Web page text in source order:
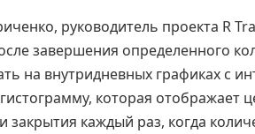
руководитель проекта R
завершения определенного
на внутридневных графиках с
которая отображает
каждый раз, когда